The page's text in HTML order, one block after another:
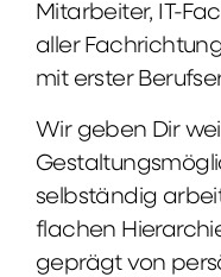
Mitarbeiter, IT-
aller
mit erster
Wir geben Dir
selbständig
flachen
geprägt von